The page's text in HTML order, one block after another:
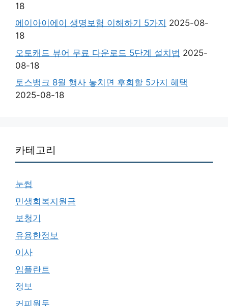
18
에이아이에이 생명보험 이해하기 5가지 2025-08-
18
오토캐드 뷰어 무료 다운로드 5단계 설치법 2025-
08-18
토스뱅크 8월 행사 놓치면 후회할 5가지 혜택
2025-08-18
카테고리
눈썹
민생회복지원금
보청기
유용한정보
이사
임플란트
정보
커피원두